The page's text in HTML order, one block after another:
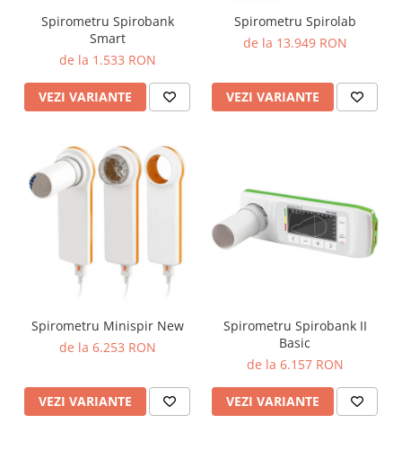
OCT - Tomografe in coerenta
optica
Oftalmoscoape
Optotipuri, teste de vedere si
proiectoare de teste
Perimetre
Pulsoximetre
Sinoptofoare
Tensiometre si stetoscoape
Teste Cromatice
Tonometre
Truse de lentile si rame probe
Truse prim ajutor
Spirometru Spirobank
Smart
de la 1.533 RON
VEZI VARIANTE
Spirometru Spirolab
de la 13.949 RON
VEZI VARIANTE
Spirometru Minispir New
de la 6.253 RON
VEZI VARIANTE
Spirometru Spirobank II
Basic
de la 6.157 RON
VEZI VARIANTE